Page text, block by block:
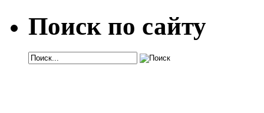
Поиск по сайту